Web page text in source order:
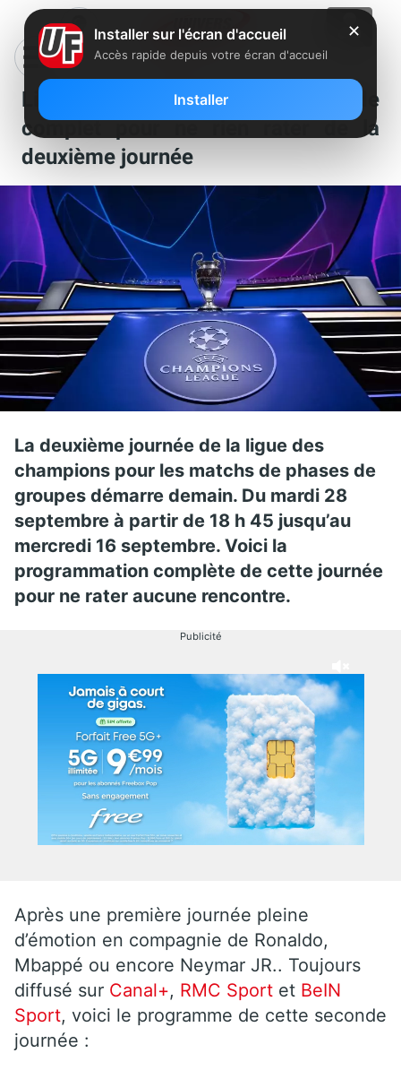
Ligue des Champions : le guide
complet pour ne rien rater de la
deuxième journée
La deuxième journée de la ligue des
champions pour les matchs de phases de
groupes démarre demain. Du mardi 28
septembre à partir de 18 h 45 jusqu’au
mercredi 16 septembre. Voici la
programmation complète de cette journée
pour ne rater aucune rencontre.
Publicité
Après une première journée pleine
d’émotion en compagnie de Ronaldo,
Mbappé ou encore Neymar JR.. Toujours
diffusé sur Canal+, RMC Sport et BeIN
Sport, voici le programme de cette seconde
journée :
✕
Installer sur l'écran d'accueil
Accès rapide depuis votre écran d'accueil
Installer